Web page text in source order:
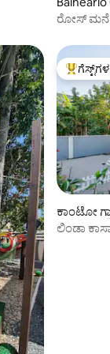
ರೋಸ್ ಮನೆ
ಗೆಸ್ಟ್‌ಗಳಿಗೆ
ಕಾಂಟೋ
ಲಿಂಡಾ